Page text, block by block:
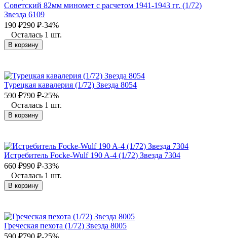
Советский 82мм миномет с расчетом 1941-1943 гг. (1/72)
Звезда 6109
190 ₽290 ₽-34%
Осталась 1 шт.
В корзину
Турецкая кавалерия (1/72) Звезда 8054
590 ₽790 ₽-25%
Осталась 1 шт.
В корзину
Истребитель Focke-Wulf 190 A-4 (1/72) Звезда 7304
660 ₽990 ₽-33%
Осталась 1 шт.
В корзину
Греческая пехота (1/72) Звезда 8005
590 ₽790 ₽-25%